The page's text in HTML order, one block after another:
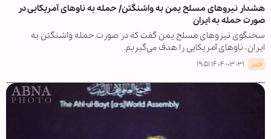
هشدار نیروهای مسلح یمن به واشنگتن/ حمله به ناوهای آمریکایی در
صورت حمله به ایران
سخنگوی نیروهای مسلح یمن گفت که در صورت حمله واشنگتن به
ایران، ناوهای آمریکایی را هدف می‌گیریم.
خبر ۱۴۰۴-۰۳-۳۱ ۱۹:۵۱